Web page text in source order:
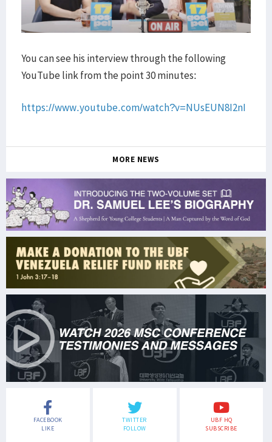
You can see his interview through the following
YouTube link from the point 30 minutes:
https://www.youtube.com/watch?v=NUsEUN8I2nI
MORE NEWS
FACEBOOK
LIKE
TWITTER
FOLLOW
UBF HQ
SUBSCRIBE